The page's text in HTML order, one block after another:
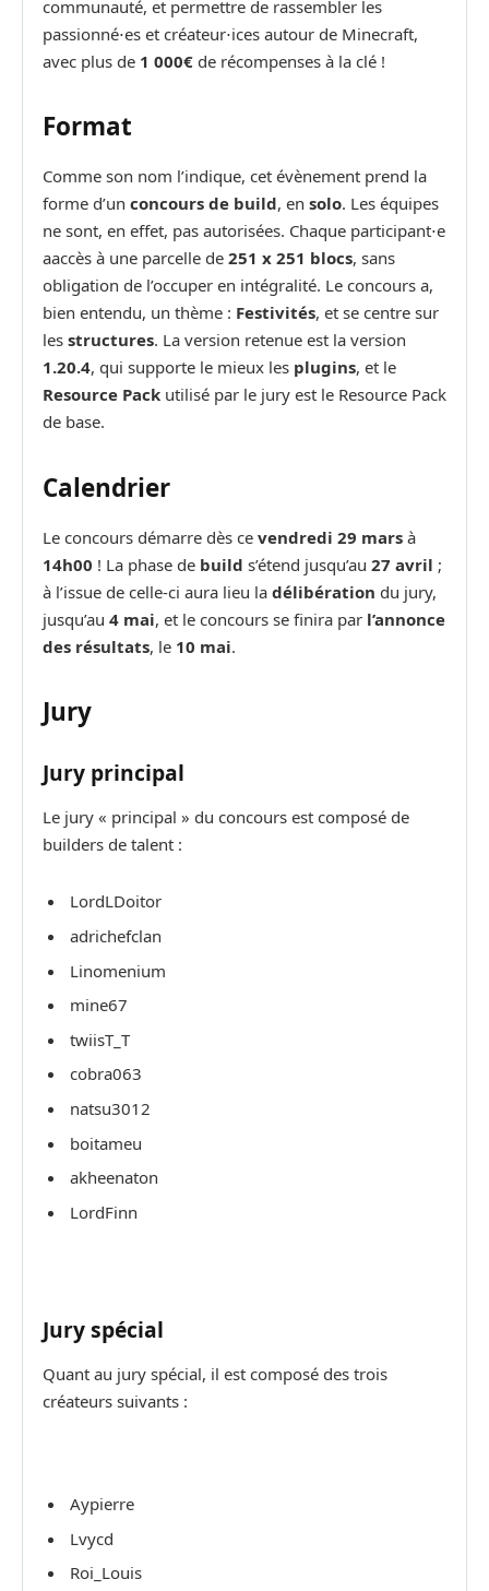
communauté, et permettre de rassembler les
passionné⋅es et créateur⋅ices autour de Minecraft,
avec plus de 1 000€ de récompenses à la clé !
Format
Comme son nom l’indique, cet évènement prend la
forme d’un concours de build, en solo. Les équipes
ne sont, en effet, pas autorisées. Chaque participant⋅e
aaccès à une parcelle de 251 x 251 blocs, sans
obligation de l’occuper en intégralité. Le concours a,
bien entendu, un thème : Festivités, et se centre sur
les structures. La version retenue est la version
1.20.4, qui supporte le mieux les plugins, et le
Resource Pack utilisé par le jury est le Resource Pack
de base.
Calendrier
Le concours démarre dès ce vendredi 29 mars à
14h00 ! La phase de build s’étend jusqu’au 27 avril ;
à l’issue de celle-ci aura lieu la délibération du jury,
jusqu’au 4 mai, et le concours se finira par l’annonce
des résultats, le 10 mai.
Jury
Jury principal
Le jury « principal » du concours est composé de
builders de talent :
LordLDoitor
adrichefclan
Linomenium
mine67
twiisT_T
cobra063
natsu3012
boitameu
akheenaton
LordFinn
Jury spécial
Quant au jury spécial, il est composé des trois
créateurs suivants :
Aypierre
Lvycd
Roi_Louis